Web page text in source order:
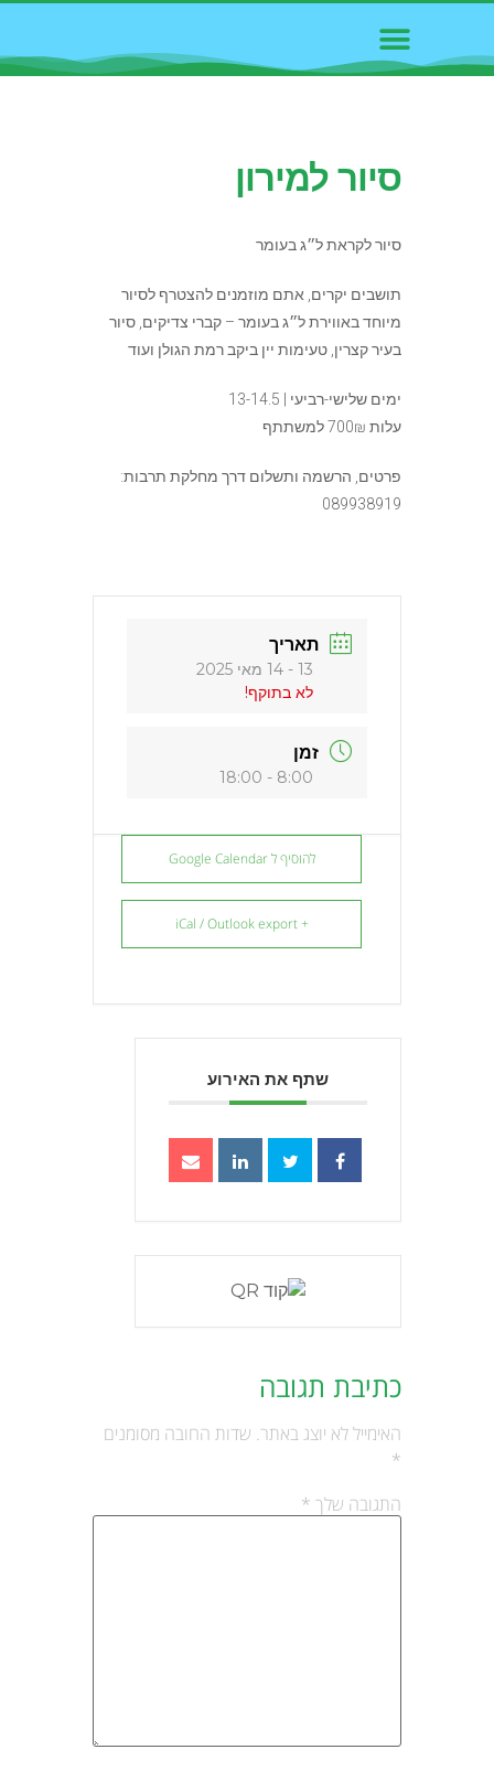
סיור למירון
סיור לקראת ל״ג בעומר
תושבים יקרים, אתם מוזמנים להצטרף לסיור
מיוחד באווירת ל״ג בעומר – קברי צדיקים, סיור
בעיר קצרין, טעימות יין ביקב רמת הגולן ועוד
ימים שלישי-רביעי | 13-14.5
עלות 700₪ למשתתף
פרטים, הרשמה ותשלום דרך מחלקת תרבות:
089938919
תאריך
13 - 14 מאי 2025
לא בתוקף!
זמן
8:00 - 18:00
להוסיף ל Google Calendar
+ iCal / Outlook export
שתף את האירוע
כתיבת תגובה
האימייל לא יוצג באתר. שדות החובה מסומנים
*
התגובה שלך *